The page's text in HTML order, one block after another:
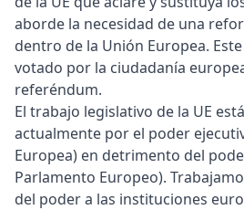
aborde la necesidad de una
dentro de la Unión Europea.
votado por la ciudadanía
referéndum.
El trabajo legislativo de la UE
actualmente por el poder
Europea) en detrimento del
Parlamento Europeo).
del poder a las instituciones